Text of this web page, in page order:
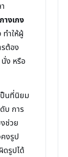
างเกง
ำให้ผู้
ต้อง
นั่ง หรือ
ป็นที่นิยม
บ การ
ช่วย
งรูป
ดรูปได้